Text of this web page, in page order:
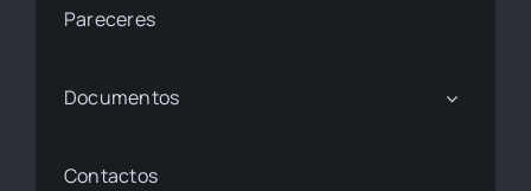
Pareceres
Documentos
Contactos